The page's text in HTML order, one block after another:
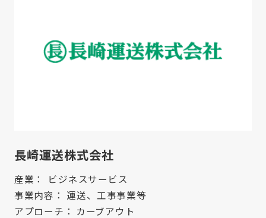
長崎運送株式会社
産業：
ビジネスサービス
事業内容： 運送、工事事業等
アプローチ： カーブアウト